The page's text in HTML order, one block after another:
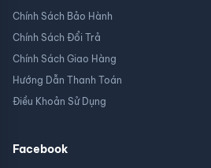
Chính Sách Bảo Hành
Chính Sách Đổi Trả
Chính Sách Giao Hàng
Hướng Dẫn Thanh Toán
Điều Khoản Sử Dụng
Facebook